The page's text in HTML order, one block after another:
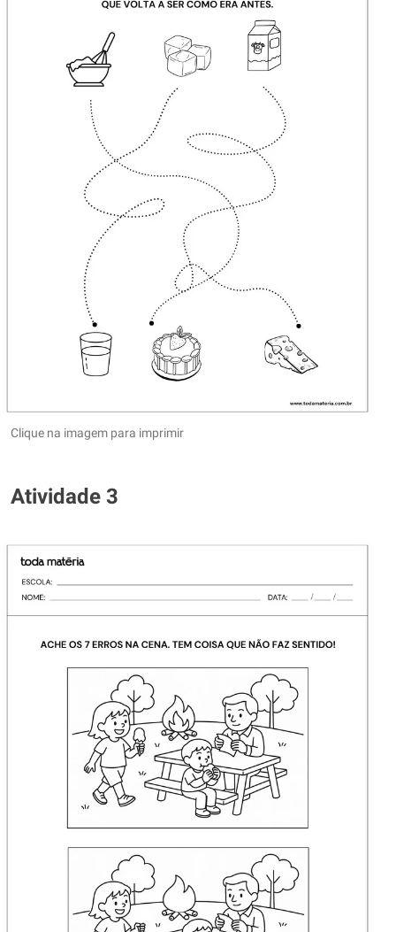
Clique na imagem para imprimir
Atividade 3